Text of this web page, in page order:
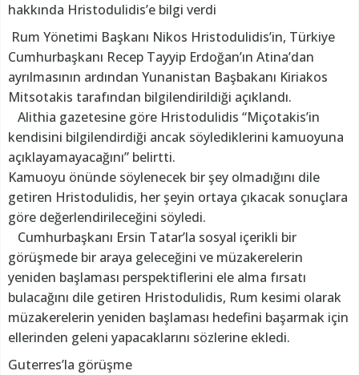
hakkında Hristodulidis’e bilgi verdi
Rum Yönetimi Başkanı Nikos Hristodulidis’in, Türkiye
Cumhurbaşkanı Recep Tayyip Erdoğan’ın Atina’dan
ayrılmasının ardından Yunanistan Başbakanı Kiriakos
Mitsotakis tarafından bilgilendirildiği açıklandı.
Alithia gazetesine göre Hristodulidis “Miçotakis’in
kendisini bilgilendirdiği ancak söylediklerini kamuoyuna
açıklayamayacağını” belirtti.
Kamuoyu önünde söylenecek bir şey olmadığını dile
getiren Hristodulidis, her şeyin ortaya çıkacak sonuçlara
göre değerlendirileceğini söyledi.
Cumhurbaşkanı Ersin Tatar’la sosyal içerikli bir
görüşmede bir araya geleceğini ve müzakerelerin
yeniden başlaması perspektiflerini ele alma fırsatı
bulacağını dile getiren Hristodulidis, Rum kesimi olarak
müzakerelerin yeniden başlaması hedefini başarmak için
ellerinden geleni yapacaklarını sözlerine ekledi.
Guterres’la görüşme